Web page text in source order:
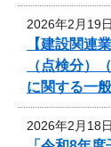
2026年2月19
【建設関連
（点検分）
に関する一
2026年2月18